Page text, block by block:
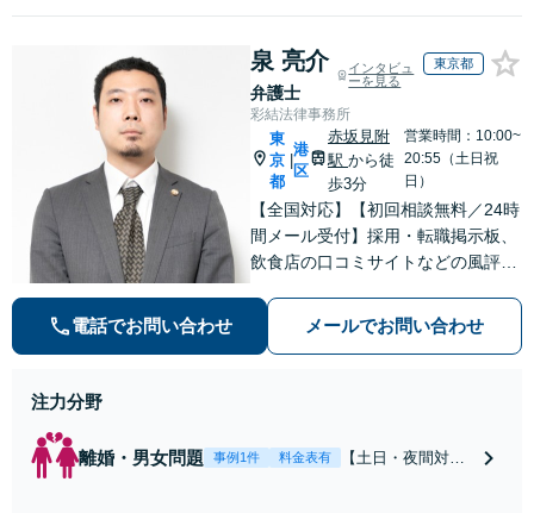
泉 亮介
弁護士
インタビュ
ーを見る
東京都
彩結法律事務所
東
京
都
港
区
赤坂見附
駅 から徒
歩3分
営業時間：10:00~
20:55（土日祝
日）
【全国対応】【初回相談無料／24時
間メール受付】採用・転職掲示板、
飲食店の口コミサイトなどの風評被
の種類を問わず相談可。可能な限り
早期対応で駆けつけサポート【労
電話でお問い合わせ メールでお問い合わせ
注力分野
離婚・男女問題 事例1件 料金表有
【土日・夜間対応